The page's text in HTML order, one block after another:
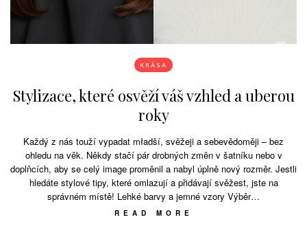
KRÁSA
Stylizace, které osvěží váš vzhled a uberou
roky
Každý z nás touží vypadat mładší, svěžeji a sebevědoměji – bez
ohledu na věk. Někdy stačí pár drobných změn v šatníku nebo v
doplňcích, aby se celý image proměnil a nabyl úplně nový rozměr. Jestli
hledáte stylové tipy, které omlazují a přidávají svěžest, jste na
správném místě! Lehké barvy a jemné vzory Výběr…
READ MORE